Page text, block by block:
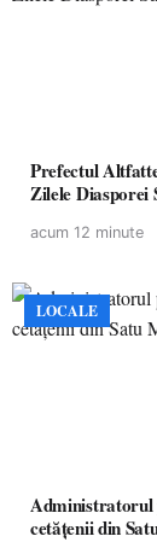
Prefectul
Zilele Diasporei
acum 12 minute
LOCALE
Administratorul
cetățenii din